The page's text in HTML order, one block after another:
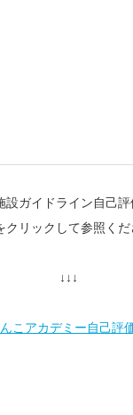
設ガイドライン自己評
クリックして参照くだ
↓↓↓
こアカデミー自己評